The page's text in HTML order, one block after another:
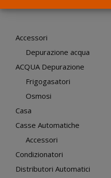
Accessori
Depurazione acqua
ACQUA Depurazione
Frigogasatori
Osmosi
Casa
Casse Automatiche
Accessori
Condizionatori
Distributori Automatici